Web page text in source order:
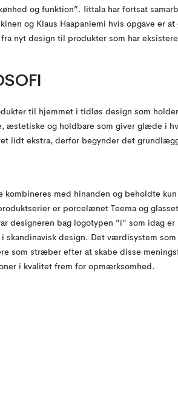
og funktion”. Iittala har fortsat
og Klaus Haapaniemi hvis opgave er
nyt design til produkter som har
til hjemmet i tidløs design som
æstetiske og holdbare som giver glæde i
lidt ekstra, derfor begynder det
kombineres med hinanden og beholdte
er porcelænet Teema og
designeren bag logotypen ”i” som idag
design. Det værdisystem som
som stræber efter at skabe disse
i kvalitet frem for opmærksomhed.